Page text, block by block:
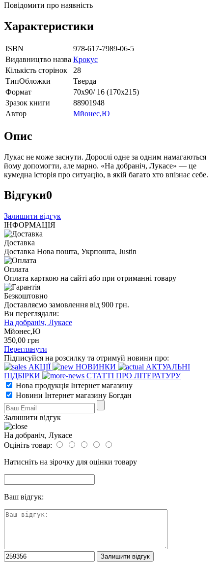
Повідомити про наявність
Характеристики
ISBN
978-617-7989-06-5
Видавництво назва Крокус
Кількість сторінок
28
ТипОбложки
Тверда
Формат
70х90/ 16 (170х215)
Зразок книги
88901948
Автор
Мйонес,Ю
Опис
Лукас не може заснути. Дорослі одне за одним намагаються
йому допомогти, але марно. «На добраніч, Лукасе» — це
кумедна історія про ситуацію, в якій багато хто впізнає себе.
Відгуки0
Залишити відгук
ІНФОРМАЦІЯ
Доставка
Доставка Нова пошта, Укрпошта, Justin
Оплата
Оплата карткою на сайті або при отриманні товару
Безкоштовно
Доставляємо замовлення від 900 грн.
Ви переглядали:
На добраніч, Лукасе
Мйонес,Ю
350,00 грн
Переглянути
Підписуйся на розсилку та отримуй новини про:
АКЦІЇ
НОВИНКИ
АКТУАЛЬНІ
ПІДБІРКИ
СТАТТІ ПРО ЛІТЕРАТУРУ
Нова продукція Інтернет магазину
Новини Інтернет магазину Богдан
Залишити відгук
На добраніч, Лукасе
Оцініть товар:
Натисніть на зірочку для оцінки товару
Ваш відгук: